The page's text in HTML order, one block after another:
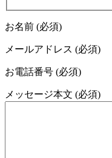
お名前 (必須)
メールアドレス (必須)
お電話番号 (必須)
メッセージ本文 (必須)